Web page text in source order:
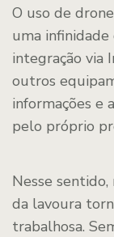
O uso de
uma infinidade
integração via
outros
informações e
pelo próprio
Nesse
da lavoura
trabalhosa.